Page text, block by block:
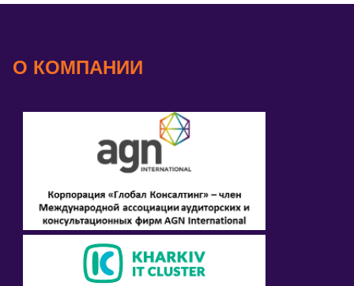
О КОМПАНИИ